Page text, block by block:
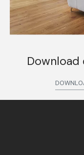
Download